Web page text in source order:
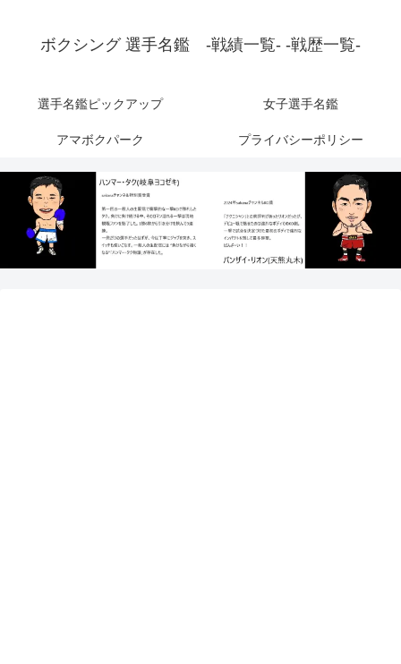
ボクシング 選手名鑑 -戦績一覧- -戦歴一覧-
選手名鑑ピックアップ 女子選手名鑑
アマボクパーク プライバシーポリシー